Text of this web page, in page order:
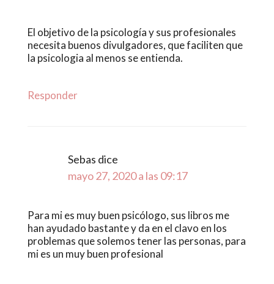
El objetivo de la psicología y sus profesionales
necesita buenos divulgadores, que faciliten que
la psicologia al menos se entienda.
Responder
Sebas dice
mayo 27, 2020 a las 09:17
Para mi es muy buen psicólogo, sus libros me
han ayudado bastante y da en el clavo en los
problemas que solemos tener las personas, para
mi es un muy buen profesional